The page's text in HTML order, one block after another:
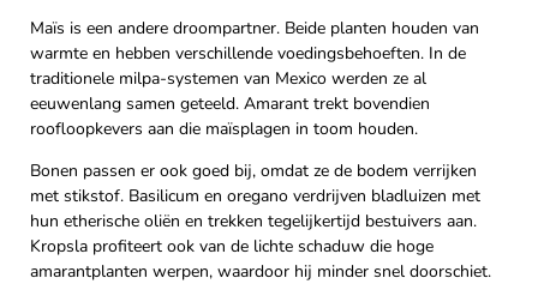
Maïs is een andere droompartner. Beide planten houden van
warmte en hebben verschillende voedingsbehoeften. In de
traditionele milpa-systemen van Mexico werden ze al
eeuwenlang samen geteeld. Amarant trekt bovendien
roofloopkevers aan die maïsplagen in toom houden.
Bonen passen er ook goed bij, omdat ze de bodem verrijken
met stikstof. Basilicum en oregano verdrijven bladluizen met
hun etherische oliën en trekken tegelijkertijd bestuivers aan.
Kropsla profiteert ook van de lichte schaduw die hoge
amarantplanten werpen, waardoor hij minder snel doorschiet.